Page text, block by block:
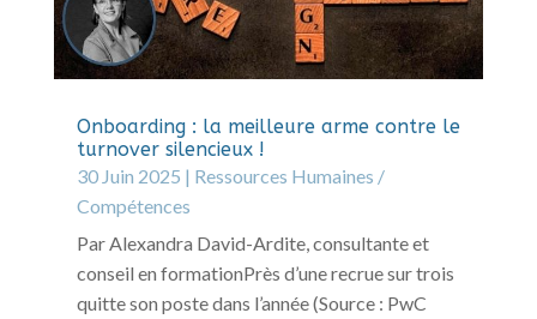
Onboarding : la meilleure arme contre le
turnover silencieux !
30 Juin 2025 | Ressources Humaines /
Compétences
Par Alexandra David-Ardite, consultante et
conseil en formationPrès d’une recrue sur trois
quitte son poste dans l’année (Source : PwC